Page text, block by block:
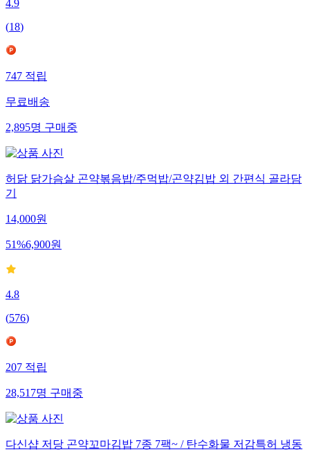
4.9
(18)
747 적립
무료배송
2,895명 구매중
허닭 닭가슴살 곤약볶음밥/주먹밥/곤약김밥 외 간편식 골라담
기
14,000원
51%6,900원
4.8
(576)
207 적립
28,517명 구매중
다신샵 저당 곤약꼬마김밥 7종 7팩~ / 탄수화물 저감특허 냉동